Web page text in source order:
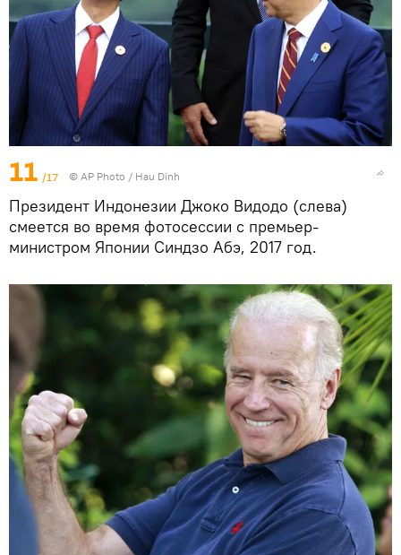
11 /17 © AP Photo / Hau Dinh
Президент Индонезии Джоко Видодо (слева)
смеется во время фотосессии с премьер-
министром Японии Синдзо Абэ, 2017 год.